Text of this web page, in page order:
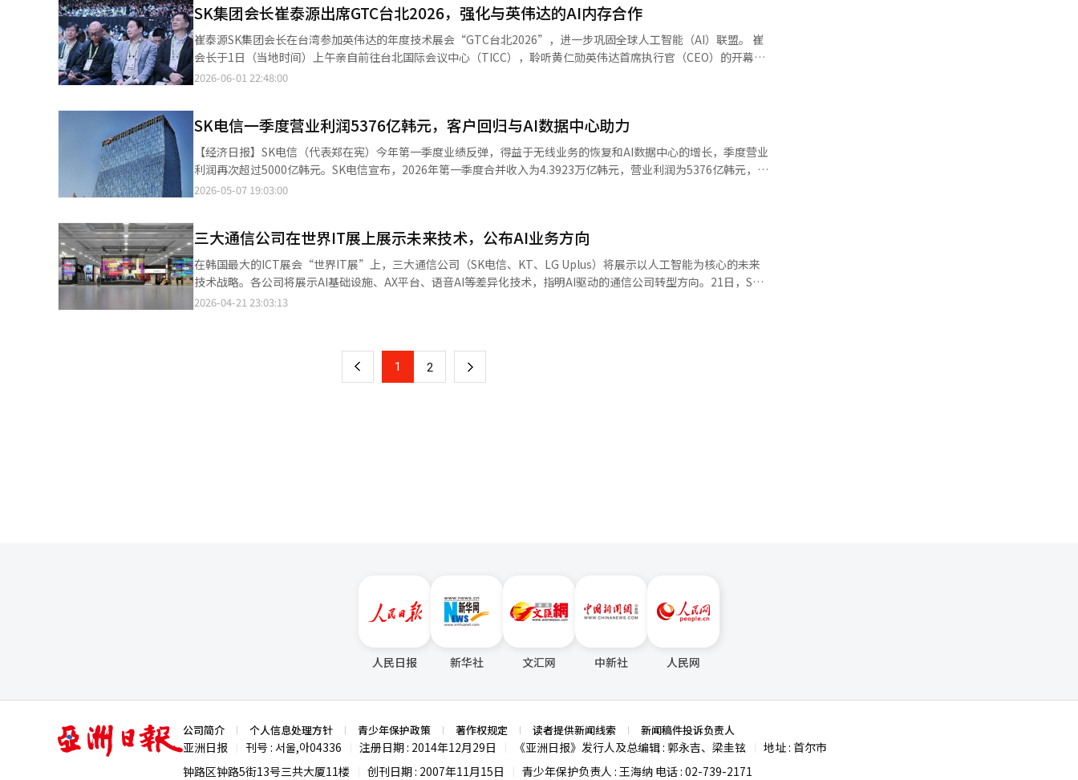
期更快增长。”他解释道：“目前公布的投资规模考虑到未来的需求，完全是现实的数字。” 他进一步表示：“三大
超级项目是韩国发展的AI项目，也是我们大家的项目。”并强调：“我们必须尽可能在短时间内集中力量，确保成
功。” 崔会长提出项目成功的三大任务：实现每人至少一个AI代理的“AI原生国家”，通过内存生产和AI数据中心扩
充降低代币成本，以及建立AI治理，创造就业机会，保护环境等，最小化AI的负面影响。 他还表示：“AI仍处于早期
核心是建设专注于AI学习与推理的数据中心“AI工厂”。 黄仁勋表示：“韩国目前需要AI基础设施，但尚不够充足。
韩国是全球领先的AI生态系统之一，AI基础设施是未来发展的必需元素。” AI工厂是基于电力和数据，能够大规模生
产AI服务核心单元——令牌的下一代AI基础设施。它将超越以通用计算和数据存储为中心的传统数据中心，建设为优
化AI运算的设施。 双方计划在2027年在国内启动首个AI工厂。通过此举，将验证AI云的运营体系和治理结构，逐步扩
大规模并向亚洲地区拓展业务。 为此，SKT将利用英伟达的AI基础设施和软件，加入全球合作伙伴生态系统项目
力。 与英伟达的合作预计将成为SKT AI云业务的核心基础。SKT将利用英伟达的黑威尔图形处理器（GPU）提供AI学
习和推理服务，并计划逐步引入预计在今年下半年发布的下一代平台“贝拉·鲁宾”。 SKT将以此次合作为契机，加
速AI云业务的扩展。AI云服务与通用云不同，专注于AI学习、推理和数据处理等服务，近年来全球大型科技公司大规
模租赁基础设施，使其成为AI供应链的核心业务。 SKT还将扩大全球合作。SKT旨在成为亚洲代表性的AI云服务提供
商，提供英伟达所需的基础设施和商业网络。 黄仁勋表示：“正如半导体产业需要晶圆厂（Fab），AI产业也需要AI
SK集团会长崔泰源出席GTC台北2026，强化与英伟达的AI内存合作
崔泰源SK集团会长在台湾参加英伟达的年度技术展会“GTC台北2026”，进一步巩固全球人工智能（AI）联盟。 崔
会长于1日（当地时间）上午亲自前往台北国际会议中心（TICC），聆听黄仁勋英伟达首席执行官（CEO）的开幕演
讲。 除了崔会长，SK集团的核心管理层，包括郭诺正SK海力士总裁也大规模出席，吸引了现场的关注。崔会长等主
太地区合作伙伴的合作现状。 崔会长在演讲期间专注于发布内容，亲自确认SK海力士在快速重组的AI生态系统中的
未来角色。实际上，SK海力士计划推出多款高性能AI内存解决方案，包括将搭载于“贝拉·鲁宾”的第六代高带宽内
存（HBM4）和低功耗服务器用DRAM模块新产品“索卡姆2（LPCAMM2）”。 SK海力士相关人士表示：“崔会长在
台湾出差期间，将向主要合作伙伴亲自介绍SK海力士的进化愿景，并将具体展示作为‘全栈AI内存创造者’的地位，
超越单纯提供标准型HBM的水平。”
2026-06-01 22:48:00
SK电信一季度营业利润5376亿韩元，客户回归与AI数据中心助力
【经济日报】SK电信（代表郑在宪）今年第一季度业绩反弹，得益于无线业务的恢复和AI数据中心的增长，季度营业
利润再次超过5000亿韩元。SK电信宣布，2026年第一季度合并收入为4.3923万亿韩元，营业利润为5376亿韩元，净
利润为3164亿韩元。收入较上一季度增长1.5%。营业利润在公司生产力提高和核心业务恢复的推动下，自去年第一
线子公司SK宽带也助力业绩改善。SK宽带受益于超高速互联网的增长，第一季度收入为1.1498万亿韩元，营业利润
为1166亿韩元。与去年同期相比，收入增长3.2%，营业利润增长21.4%。在AI业务方面，数据中心成为增长的支
柱。SK电信的AI数据中心第一季度收入为1314亿韩元，同比增长89.3%。加山AI数据中心的利用率上升和GPUaaS收
入的增加推动了增长。GPUaaS是一种根据客户需求以云形式提供GPU资源的服务。SK电信计划加强AI数据中心价值
链的竞争力，以应对全球大科技公司对AI基础设施需求的增长趋势。基于全栈能力，扩大企业间市场的攻势。为此，
信CFO朴钟锡表示：“过去的第一季度是以客户价值为中心，强化基本竞争力，并通过精简的AI业务恢复盈利能力的
一个重要时期。未来将继续通过持续的成果创造，专注于业绩恢复。”※ 本报道经人工智能（AI）系统翻译与编辑。
2026-05-07 19:03:00
三大通信公司在世界IT展上展示未来技术，公布AI业务方向
在韩国最大的ICT展会“世界IT展”上，三大通信公司（SK电信、KT、LG Uplus）将展示以人工智能为核心的未来
技术战略。各公司将展示AI基础设施、AX平台、语音AI等差异化技术，指明AI驱动的通信公司转型方向。21日，SK
电信、KT、LG Uplus宣布将在世界IT展上展示各自的技术。展会将于22日至24日在首尔江南区COEX举行，由科学
展馆，展示从AI基础设施到模型和服务的全栈AI技术。展馆分为网络AI、AI数据中心解决方案、AI模型、代理AI、物
理AI五个区域。网络AI区将展示AI基站和网络AI代理等下一代网络技术。AI数据中心解决方案区将展示“K-主权
GPUaaS”、AI数据中心基础设施管理器、AI推理工厂等AI基础设施技术。AI模型区将展示SK电信的大型语言模型A.X
分析用户发言和上下文并提出所需行动的主动型AI代理，之前已在西班牙巴塞罗那的MWC26展会上亮相。还将展示
媒体艺术展，观众输入声音后，AI将分析情感和语调并以个性化植物形式呈现，展示语音AI在情感领域的扩展。此
外，还将展示基于同态加密的AI安全技术和企业AI解决方案。下一代AI咨询解决方案代理AICC和本地化主权AI设备也
将被展示。LG Uplus市场营销传播负责人金达林表示：“通过首次参加世界IT展，我们希望与整个行业分享LG
Uplus追求的AI技术方向和思考。通过以语音AI为中心连接客户日常生活和各种行业现场的差异化AI体验，我们将持
2026-04-21 23:03:13
上 1 2 下
人民日报 新华社 文汇网 中新社 人民网
亚
洲
日
公司简介 个人信息处理方针 青少年保护政策 著作权规定 读者提供新闻线索 新闻稿件投诉负责人
亚洲日报 刊号 : 서울,아04336 注册日期 : 2014年12月29日 《亚洲日报》发行人及总编辑 : 郭永吉、梁圭铉
地址 : 首尔市
钟路区钟路5街13号三共大厦11楼
创刊日期 : 2007年11月15日 青少年保护负责人 : 王海纳 电话 : 02-739-2171